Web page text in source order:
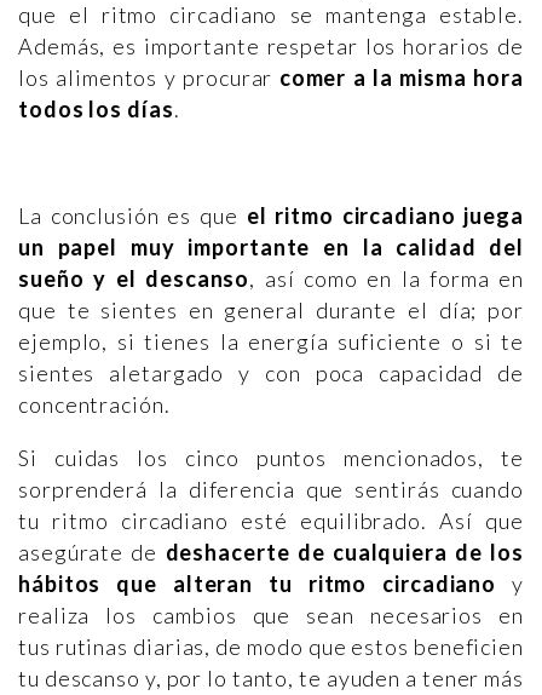
que el ritmo circadiano se mantenga estable.
Además, es importante respetar los horarios de
los alimentos y procurar comer a la misma hora
todos los días.
La conclusión es que el ritmo circadiano juega
un papel muy importante en la calidad del
sueño y el descanso, así como en la forma en
que te sientes en general durante el día; por
ejemplo, si tienes la energía suficiente o si te
sientes aletargado y con poca capacidad de
concentración.
Si cuidas los cinco puntos mencionados, te
sorprenderá la diferencia que sentirás cuando
tu ritmo circadiano esté equilibrado. Así que
asegúrate de deshacerte de cualquiera de los
hábitos que alteran tu ritmo circadiano y
realiza los cambios que sean necesarios en
tus rutinas diarias, de modo que estos beneficien
tu descanso y, por lo tanto, te ayuden a tener más